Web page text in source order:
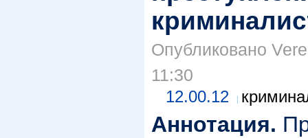
Опубликовано
11:30
12.00.12
Аннотация.